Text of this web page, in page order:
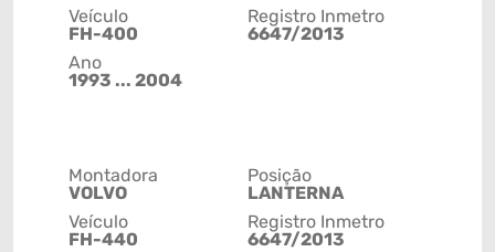
Veículo
FH-400
Ano
1993 ... 2004
Registro Inmetro
6647/2013
Montadora
VOLVO
Veículo
FH-440
Posição
LANTERNA
Registro Inmetro
6647/2013